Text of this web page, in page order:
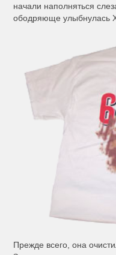
начали наполняться
ободряюще улыбнулась
Прежде всего, она